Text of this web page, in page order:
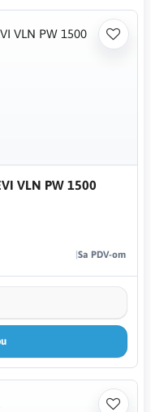
VLN PW 1500
Sa PDV-om